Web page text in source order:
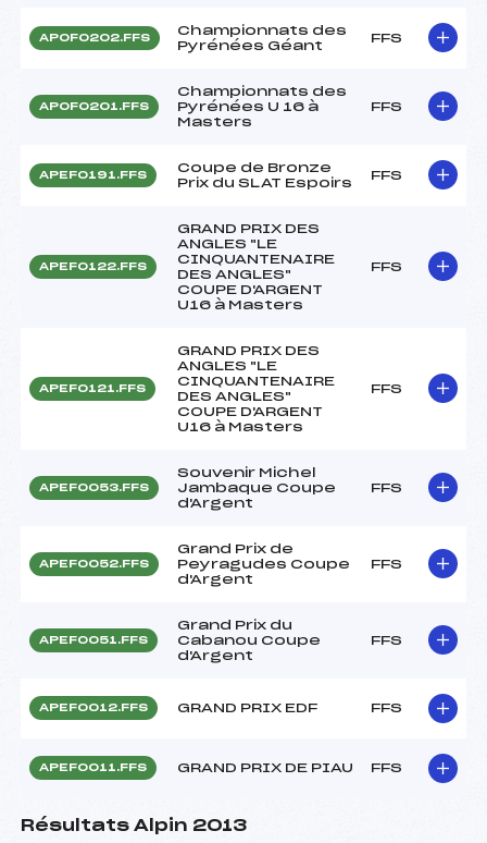
APOF0202.FFS
Championnats des
Pyrénées Géant
FFS
APOF0201.FFS
Championnats des
Pyrénées U 16 à
Masters
FFS
APEF0191.FFS
Coupe de Bronze
Prix du SLAT Espoirs
FFS
APEF0122.FFS
GRAND PRIX DES
ANGLES "LE
CINQUANTENAIRE
DES ANGLES"
COUPE D'ARGENT
U16 à Masters
FFS
APEF0121.FFS
GRAND PRIX DES
ANGLES "LE
CINQUANTENAIRE
DES ANGLES"
COUPE D'ARGENT
U16 à Masters
FFS
APEF0053.FFS
Souvenir Michel
Jambaque Coupe
d'Argent
FFS
APEF0052.FFS
Grand Prix de
Peyragudes Coupe
d'Argent
FFS
APEF0051.FFS
Grand Prix du
Cabanou Coupe
d'Argent
FFS
APEF0012.FFS GRAND PRIX EDF FFS
APEF0011.FFS GRAND PRIX DE PIAU FFS
Résultats Alpin 2013